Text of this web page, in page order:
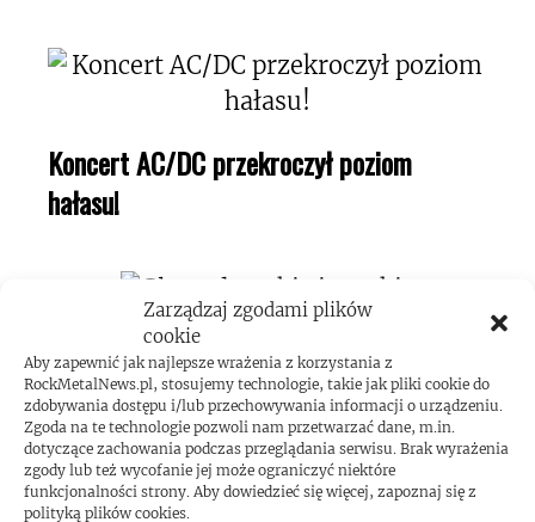
Zarządzaj zgodami plików
cookie
Aby zapewnić jak najlepsze wrażenia z korzystania z
RockMetalNews.pl, stosujemy technologie, takie jak pliki cookie do
zdobywania dostępu i/lub przechowywania informacji o urządzeniu.
Zgoda na te technologie pozwoli nam przetwarzać dane, m.in.
dotyczące zachowania podczas przeglądania serwisu. Brak wyrażenia
zgody lub też wycofanie jej może ograniczyć niektóre
funkcjonalności strony. Aby dowiedzieć się więcej, zapoznaj się z
polityką plików cookies.
Koncert AC/DC przekroczył poziom
hałasu!
ROCKMETALNEWS TV